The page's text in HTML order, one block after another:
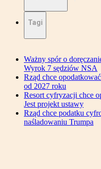
Tagi
Ważny spór o
Wyrok 7 sędziów NSA
Rząd chce
od 2027 roku
Resort cyfryzacji chce
Jest projekt ustawy
Rząd chce podatku
naśladowaniu Trumpa